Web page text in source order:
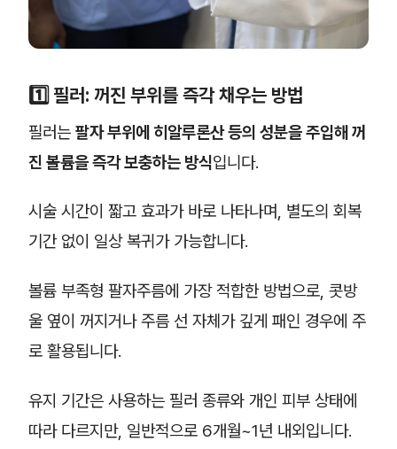
1️⃣ 필러: 꺼진 부위를 즉각 채우는 방법
필러는 팔자 부위에 히알루론산 등의 성분을 주입해 꺼
진 볼륨을 즉각 보충하는 방식입니다.
시술 시간이 짧고 효과가 바로 나타나며, 별도의 회복
기간 없이 일상 복귀가 가능합니다.
볼륨 부족형 팔자주름에 가장 적합한 방법으로, 콧방
울 옆이 꺼지거나 주름 선 자체가 깊게 패인 경우에 주
로 활용됩니다.
유지 기간은 사용하는 필러 종류와 개인 피부 상태에
따라 다르지만, 일반적으로 6개월~1년 내외입니다.